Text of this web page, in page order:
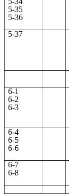
5-35
5-36
5-37
6-1
6-2
6-3
6-4
6-5
6-6
6-7
6-8